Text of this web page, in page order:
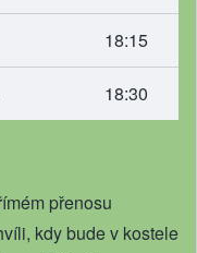
18:15
18:30
přenosu
kdy bude v kostele